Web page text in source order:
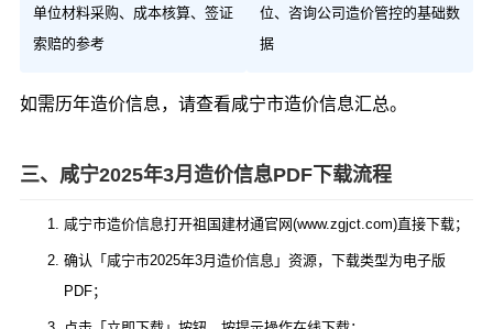
单位材料采购、成本核算、签证
索赔的参考
位、咨询公司造价管控的基础数
据
如需历年造价信息，请查看咸宁市造价信息汇总。
三、咸宁2025年3月造价信息PDF下载流程
咸宁市造价信息打开祖国建材通官网(www.zgjct.com)直接下载；
确认「咸宁市2025年3月造价信息」资源，下载类型为电子版
PDF；